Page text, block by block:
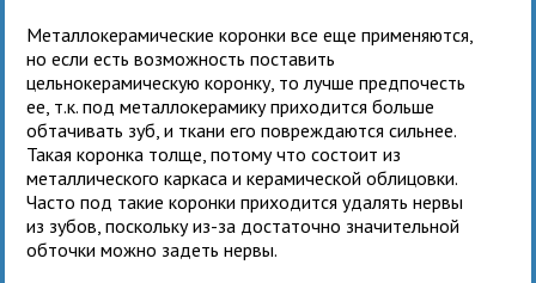
Металлокерамические коронки все еще применяются,
но если есть возможность поставить
цельнокерамическую коронку, то лучше предпочесть
ее, т.к. под металлокерамику приходится больше
обтачивать зуб, и ткани его повреждаются сильнее.
Такая коронка толще, потому что состоит из
металлического каркаса и керамической облицовки.
Часто под такие коронки приходится удалять нервы
из зубов, поскольку из-за достаточно значительной
обточки можно задеть нервы.